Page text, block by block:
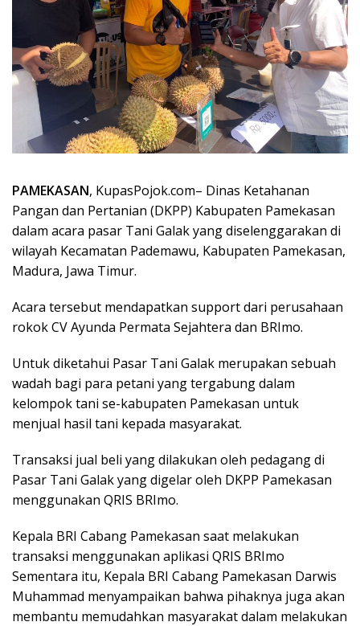
PAMEKASAN, KupasPojok.com– Dinas Ketahanan
Pangan dan Pertanian (DKPP) Kabupaten Pamekasan
dalam acara pasar Tani Galak yang diselenggarakan di
wilayah Kecamatan Pademawu, Kabupaten Pamekasan,
Madura, Jawa Timur.
Acara tersebut mendapatkan support dari perusahaan
rokok CV Ayunda Permata Sejahtera dan BRImo.
Untuk diketahui Pasar Tani Galak merupakan sebuah
wadah bagi para petani yang tergabung dalam
kelompok tani se-kabupaten Pamekasan untuk
menjual hasil tani kepada masyarakat.
Transaksi jual beli yang dilakukan oleh pedagang di
Pasar Tani Galak yang digelar oleh DKPP Pamekasan
menggunakan QRIS BRImo.
Kepala BRI Cabang Pamekasan saat melakukan
transaksi menggunakan aplikasi QRIS BRImo
Sementara itu, Kepala BRI Cabang Pamekasan Darwis
Muhammad menyampaikan bahwa pihaknya juga akan
membantu memudahkan masyarakat dalam melakukan